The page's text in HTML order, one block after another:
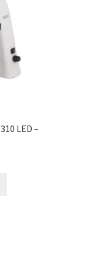
LED –